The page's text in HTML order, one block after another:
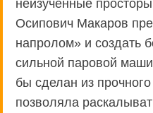
неизученные
Осипович Макаров
напролом» и создать
сильной паровой
бы сделан из
позволяла